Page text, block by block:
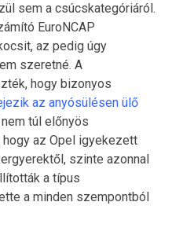
sem a csúcskategóriáról.
EuroNCAP
az pedig úgy
szeretné. A
hogy bizonyos
az anyósülésen ülő
túl előnyös
az Opel igyekezett
szinte azonnal
a típus
a minden szempontból